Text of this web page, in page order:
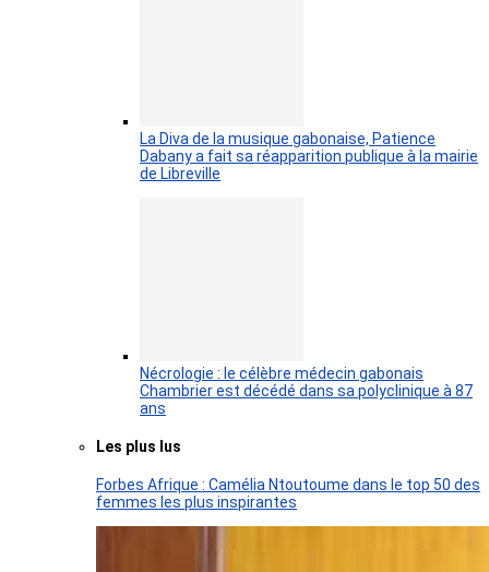
La Diva de la musique gabonaise, Patience
Dabany a fait sa réapparition publique à la mairie
de Libreville
Nécrologie : le célèbre médecin gabonais
Chambrier est décédé dans sa polyclinique à 87
ans
Les plus lus
Forbes Afrique : Camélia Ntoutoume dans le top 50 des
femmes les plus inspirantes